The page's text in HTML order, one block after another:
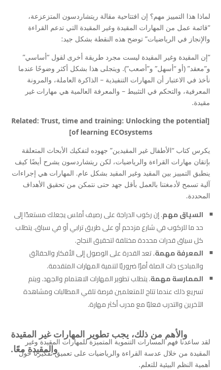
لماذا هذا التمييز مهم؟ إن افتتاحية مقالة ريتشاردسون المتزعزعة،
“قائمة عمل من المهارات المقيدة وغير المقيدة التي تدعم القراءة
والإنجاز في الرياضيات” توضح هذه النقطة بشكل جيد:
“إن المقيدة وغير المقيدة ليست مجرد طريقة أخرى لقول “أساسي”
و”معقد” (أو “أسهل” و”أصعب”). ويتجلى هذا بشكل أكثر وضوحًا عندما
نأخذ في الاعتبار أن المهارات التنفيذية – الذاكرة العاملة، والمرونة
المعرفية، والتحكم في التثبيط – والمعرفة العالمية هي مهارات غير
مقيدة.
[Related: Trust, time and training: Unlocking the potential
of learning ECOsystems]
يكرس كتاب “الأطفال غير المقيدين” جهوده لتفكيك الأبحاث المتعلقة
بإتقان مهارات القراءة والرياضيات، لكن ريتشاردسون يشرح أيضًا كيف
ينطبق التمييز بين المقيد وغير المقيد بشكل عام. المهارات هي إجراءات
آلية تسمح لأدمغتنا بالعمل بأقل جهد حتى نتمكن من تحقيق الأهداف
المحددة.
السياق مهم. إن ركوب الدراجة على رصيف أملس يجعلك مستعدًا إلى
حد ما للركوب في شارع مزدحم أو على طريق ترابي أو في سباق. يتطلب
كل سياق قدرات محددة مختلفة لتحقيق النجاح.
المعرفة مهمة.تعد القدرة على الوصول إلى الأفكار والحقائق
والمبادئ ذات الصلة أمرًا ضروريًا لتنمية المهارات المتقدمة.
الممارسة مهمة. يتطلب تطوير المهارات الاهتمام والجهد. ويتم
تسريع ذلك عندما تتاح للمتعلمين فرصة تلقي المطالبات ومشاهدة
الآخرين والتدرب فعليًا مع مدرب أكثر مهارة.
والأهم من ذلك، يجب تطوير المهارات غير المقيدة
والمقيدة معًا.
لقد ساعدنا فهم المسارات التنموية المتميزة للمهارات المقيدة وغير
المقيدة من خلال عدسة القراءة والرياضيات على تعميق تفكيرنا حول
أهمية النظم البيئية للتعلم.